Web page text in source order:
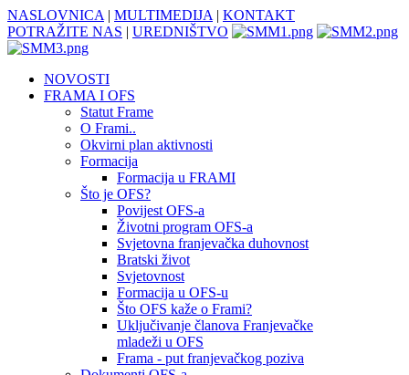
NASLOVNICA | MULTIMEDIJA | KONTAKT
POTRAŽITE NAS | UREDNIŠTVO
NOVOSTI
FRAMA I OFS
Statut Frame
O Frami..
Okvirni plan aktivnosti
Formacija
Formacija u FRAMI
Što je OFS?
Povijest OFS-a
Životni program OFS-a
Svjetovna franjevačka duhovnost
Bratski život
Svjetovnost
Formacija u OFS-u
Što OFS kaže o Frami?
Uključivanje članova Franjevačke
mladeži u OFS
Frama - put franjevačkog poziva